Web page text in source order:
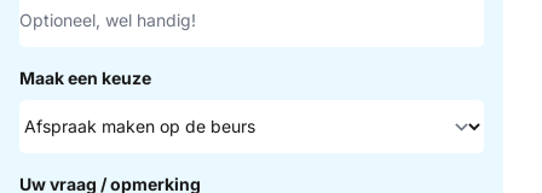
Maak een keuze
Uw vraag / opmerking